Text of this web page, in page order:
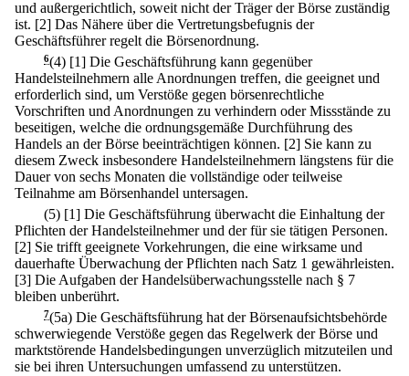
und außergerichtlich, soweit nicht der Träger der Börse zuständig
ist. [2] Das Nähere über die Vertretungsbefugnis der
Geschäftsführer regelt die Börsenordnung.
6(4) [1] Die Geschäftsführung kann gegenüber
Handelsteilnehmern alle Anordnungen treffen, die geeignet und
erforderlich sind, um Verstöße gegen börsenrechtliche
Vorschriften und Anordnungen zu verhindern oder Missstände zu
beseitigen, welche die ordnungsgemäße Durchführung des
Handels an der Börse beeinträchtigen können. [2] Sie kann zu
diesem Zweck insbesondere Handelsteilnehmern längstens für die
Dauer von sechs Monaten die vollständige oder teilweise
Teilnahme am Börsenhandel untersagen.
(5) [1] Die Geschäftsführung überwacht die Einhaltung der
Pflichten der Handelsteilnehmer und der für sie tätigen Personen.
[2] Sie trifft geeignete Vorkehrungen, die eine wirksame und
dauerhafte Überwachung der Pflichten nach Satz 1 gewährleisten.
[3] Die Aufgaben der Handelsüberwachungsstelle nach § 7
bleiben unberührt.
7(5a) Die Geschäftsführung hat der Börsenaufsichtsbehörde
schwerwiegende Verstöße gegen das Regelwerk der Börse und
marktstörende Handelsbedingungen unverzüglich mitzuteilen und
sie bei ihren Untersuchungen umfassend zu unterstützen.